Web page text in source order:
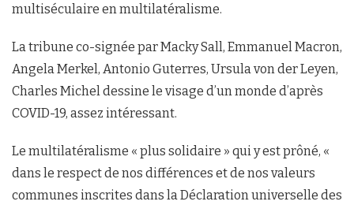
multiséculaire en multilatéralisme.
La tribune co-signée par Macky Sall, Emmanuel Macron,
Angela Merkel, Antonio Guterres, Ursula von der Leyen,
Charles Michel dessine le visage d’un monde d’après
COVID-19, assez intéressant.
Le multilatéralisme « plus solidaire » qui y est prôné, «
dans le respect de nos différences et de nos valeurs
communes inscrites dans la Déclaration universelle des